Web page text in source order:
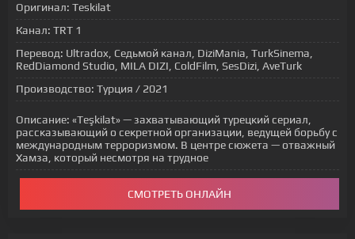
Оригинал: Teskilat
Канал: TRT 1
Перевод: Ultradox, Седьмой канал, DiziMania, TurkSinema,
RedDiamond Studio, MILA DIZI, ColdFilm, SesDizi, AveTurk
Производство: Турция / 2021
Описание: «Teşkilat» — захватывающий турецкий сериал,
рассказывающий о секретной организации, ведущей борьбу с
международным терроризмом. В центре сюжета — отважный
Хамза, который несмотря на трудное
СМОТРЕТЬ ОНЛАЙН